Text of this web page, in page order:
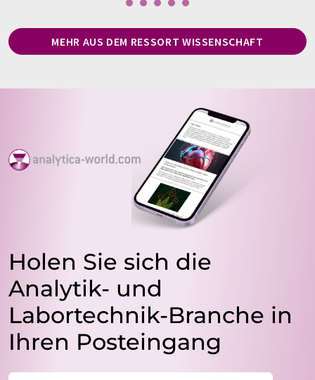
MEHR AUS DEM RESSORT WISSENSCHAFT
Holen Sie sich die
Analytik- und
Labortechnik-Branche in
Ihren Posteingang